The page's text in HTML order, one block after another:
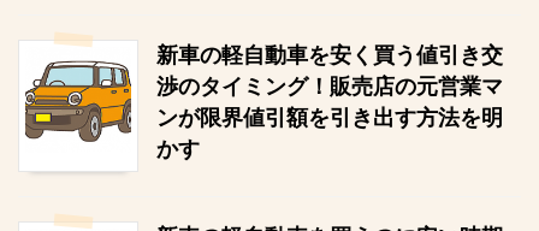
新車の軽自動車を安く買う値引き交
渉のタイミング！販売店の元営業マ
ンが限界値引額を引き出す方法を明
かす